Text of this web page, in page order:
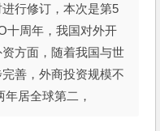
行修订，本次是第5
周年，我国对外开
方面，随着我国与世
善，外商投资规模不
居全球第二，